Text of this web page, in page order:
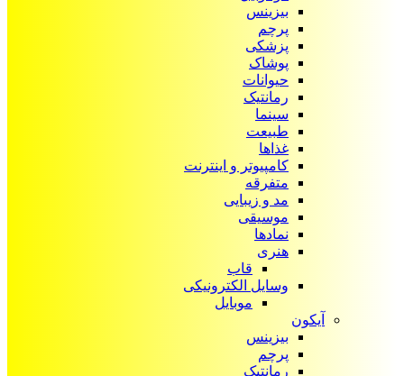
بیزینس
پرچم
پزشکی
پوشاک
حیوانات
رمانتیک
سینما
طبیعت
غذاها
کامپیوتر و اینترنت
متفرقه
مد و زیبایی
موسیقی
نمادها
هنری
قاب
وسایل الکترونیکی
موبایل
آیکون‌
بیزینس
پرچم
رمانتیک